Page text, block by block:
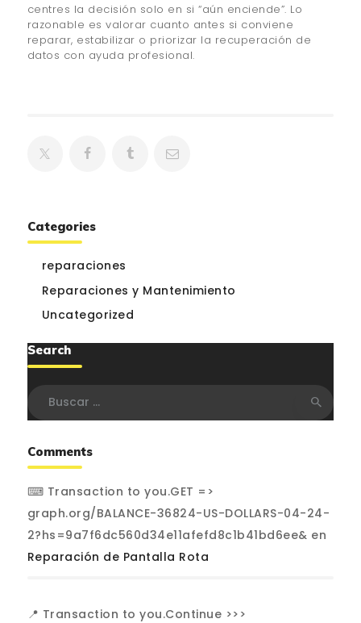
centres la decisión solo en si “aún enciende”. Lo
razonable es valorar cuanto antes si conviene
reparar, estabilizar o priorizar la recuperación de
datos con ayuda profesional.
Categories
reparaciones
Reparaciones y Mantenimiento
Uncategorized
Search
Comments
⌨ Transaction to you.GET =>
graph.org/BALANCE-36824-US-DOLLARS-04-24-
2?hs=9a7f6dc560d34e11afefd8c1b41bd6ee& en
Reparación de Pantalla Rota
📍 Transaction to you.Continue >>>